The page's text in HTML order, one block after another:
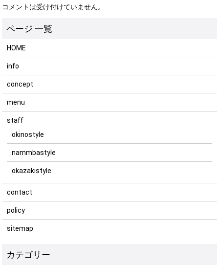
コメントは受け付けていません。
HOME
info
concept
menu
staff
okinostyle
nammbastyle
okazakistyle
contact
policy
sitemap